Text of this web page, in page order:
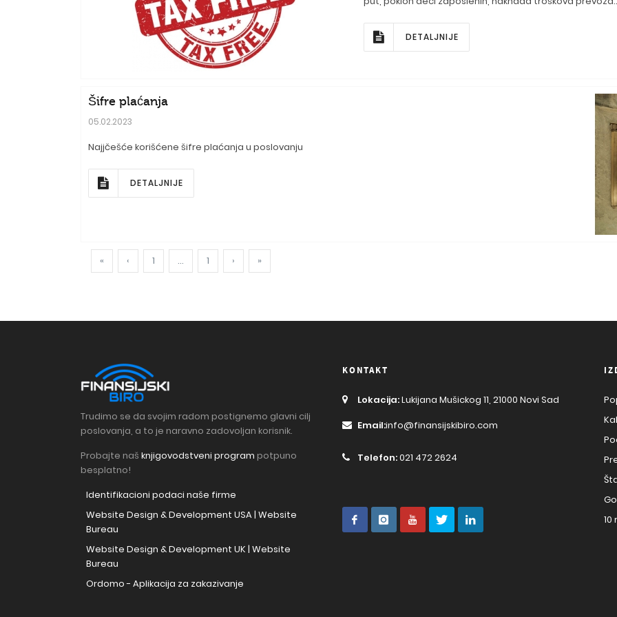
DETALJNIJE
Šifre plaćanja
05.02.2023
Najjčešće korišćene šifre plaćanja u poslovanju
DETALJNIJE
« ‹ 1 ... 1 › »
Trudimo se da svojim radom postignemo glavni cilj
poslovanja, a to je naravno zadovoljan korisnik.
Probajte naš knjigovodstveni program potpuno
besplatno!
Identifikacioni podaci naše firme
Website Design & Development USA | Website
Bureau
Website Design & Development UK | Website
Bureau
Ordomo - Aplikacija za zakazivanje
KONTAKT
Lokacija:Lukijana Mušickog 11, 21000 Novi Sad
Email:info@finansijskibiro.com
Telefon:021 472 2624